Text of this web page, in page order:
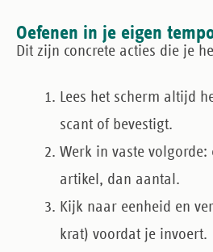
Oefenen in je eigen
Dit zijn concrete acties die je
Lees het scherm altijd
scant of bevestigt.
Werk in vaste volgorde:
artikel, dan aantal.
Kijk naar eenheid en
krat) voordat je invoert.